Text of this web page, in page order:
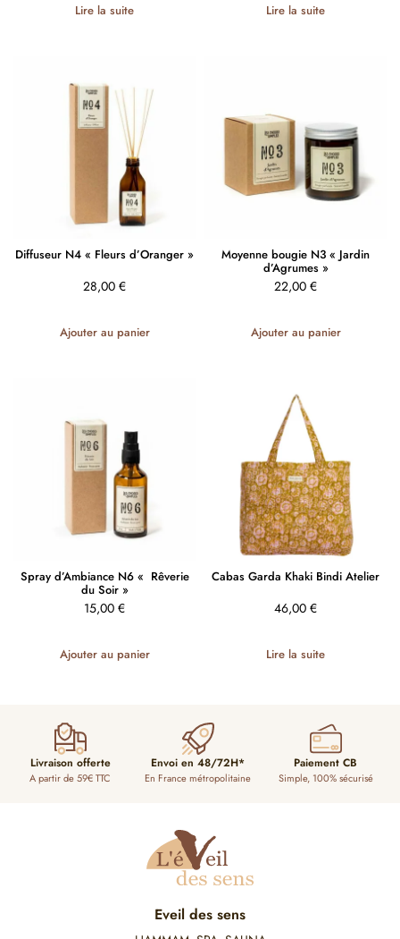
Lire la suite Lire la suite
Diffuseur N4 « Fleurs d’Oranger »
28,00 €
Ajouter au panier
Moyenne bougie N3 « Jardin
d’Agrumes »
22,00 €
Ajouter au panier
Spray d’Ambiance N6 « Rêverie
du Soir »
15,00 €
Ajouter au panier
Cabas Garda Khaki Bindi Atelier
46,00 €
Lire la suite
Livraison offerte
A partir de 59€ TTC
Envoi en 48/72H*
En France métropolitaine
Paiement CB
Simple, 100% sécurisé
Eveil des sens